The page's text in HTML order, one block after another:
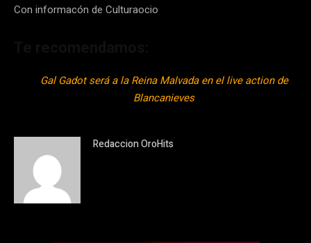
Con informacón de Culturaocio
Gal Gadot será a la Reina Malvada en el live action de
Blancanieves
Redaccion OroHits